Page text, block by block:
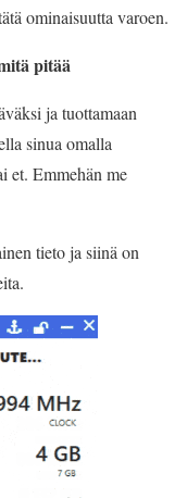
ominaisuutta varoen.
pitää
ja tuottamaan
sinua omalla
et. Emmehän me
tieto ja siinä on